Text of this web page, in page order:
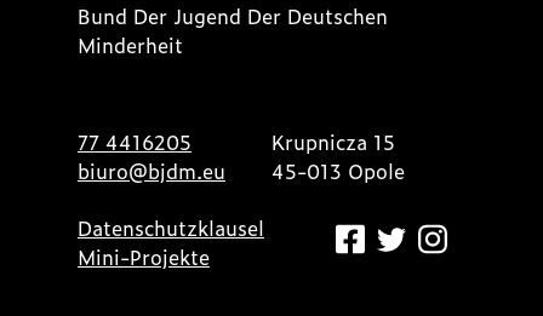
Bund Der Jugend Der Deutschen
Minderheit
77 4416205
biuro@bjdm.eu
Krupnicza 15
45-013 Opole
Datenschutzklausel
Mini-Projekte